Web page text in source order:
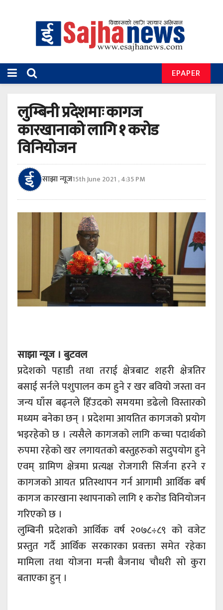
EPAPER
लुम्बिनी प्रदेशमाः कागज
कारखानाको लागि १ करोड
विनियोजन
साझा न्यूज15th June 2021 , 4:35 PM
साझा न्यूज । बुटवल
प्रदेशको पहाडी तथा तराई क्षेत्रबाट शहरी क्षेत्रतिर
बसाई सर्नले पशुपालन कम हुने र खर बवियो जस्ता वन
जन्य घाँस बढ्नले हिँउदको समयमा डढेलो विस्तारको
मध्यम बनेका छन् । प्रदेशमा आयतित कागजको प्रयोग
भइरहेको छ । त्यसैले कागजको लागि कच्चा पदार्थको
रुपमा रहेको खर लगायतको बस्तुहरुको सदुपयोग हुने
एवम् ग्रामिण क्षेत्रमा प्रत्यक्ष रोजगारी सिर्जना हरने र
कागजको आयत प्रतिस्थापन गर्न आगामी आर्थिक बर्ष
कागज कारखाना स्थापनाको लागि १ करोड विनियोजन
गरिएको छ ।
लुम्बिनी प्रदेशको आर्थिक वर्ष २०७८÷८९ को वजेट
प्रस्तुत गर्दै आर्थिक सरकारका प्रवक्ता समेत रहेका
मामिला तथा योजना मन्त्री बैजनाध चौधरी सो कुरा
बताएका हुन् ।